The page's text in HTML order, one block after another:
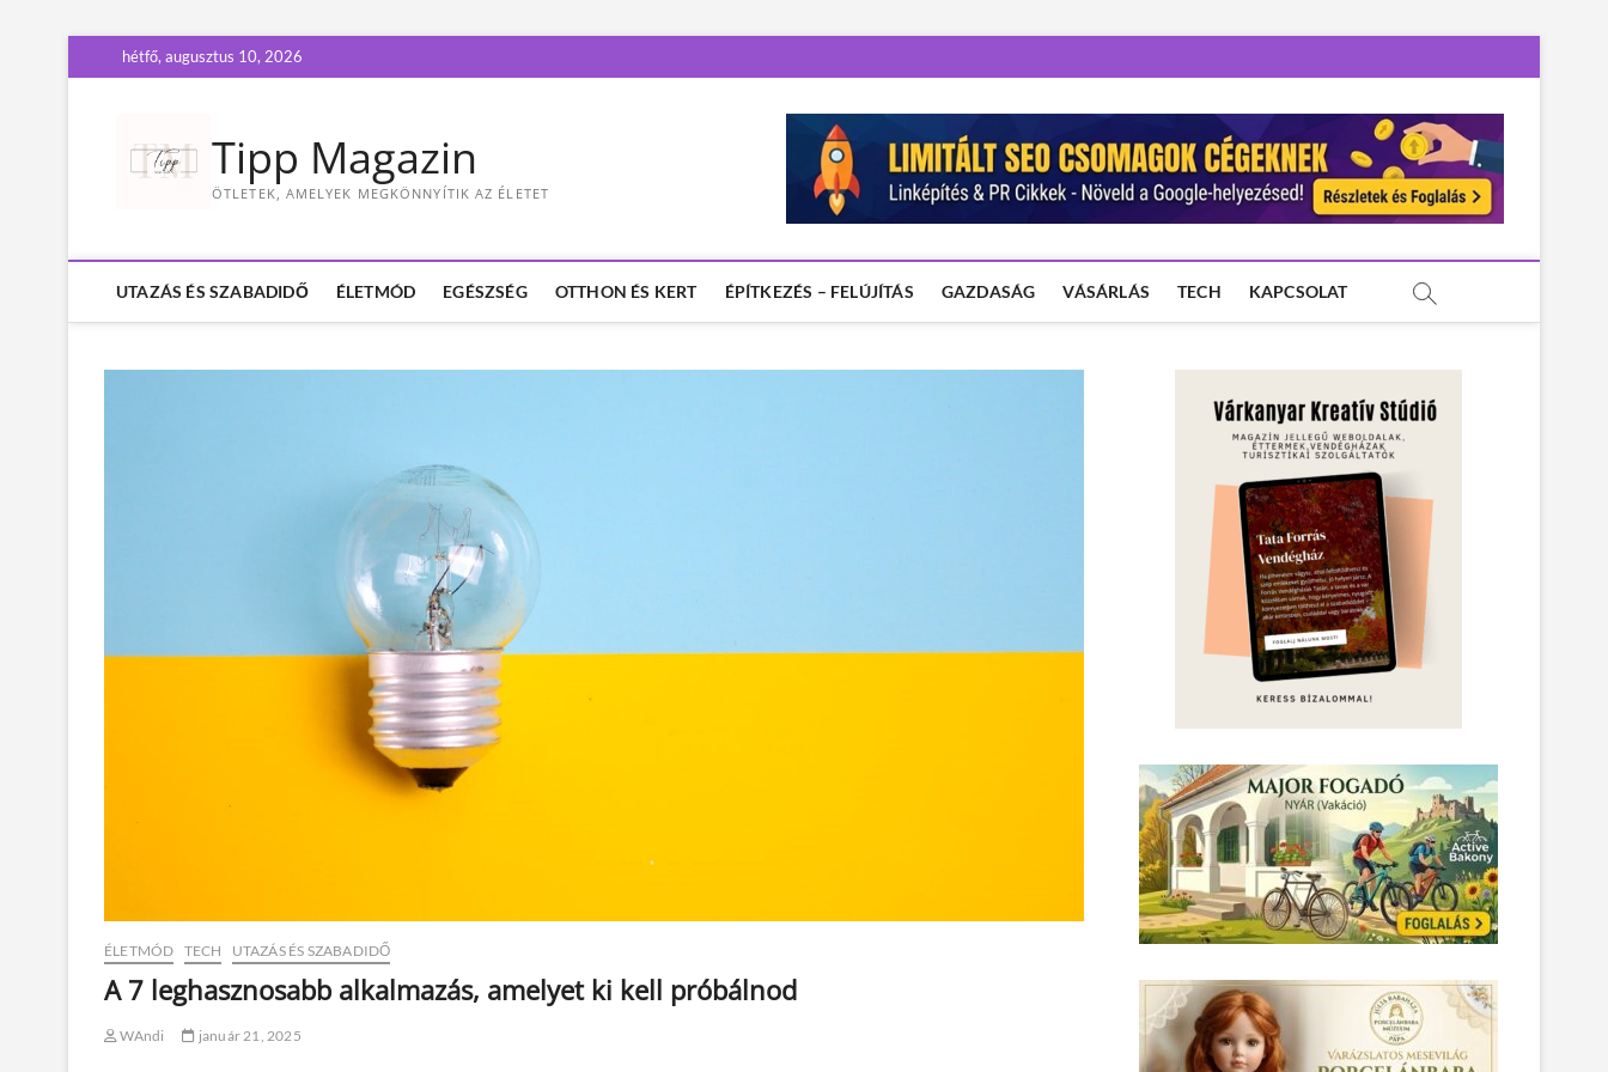
k
n
hétfő, augusztus 10, 2026
Tipp Magazin
ÖTLETEK, AMELYEK MEGKÖNNYÍTIK AZ ÉLETET
UTAZÁS ÉS SZABADIDŐ ÉLETMÓD EGÉSZSÉG OTTHON ÉS KERT ÉPÍTKEZÉS – FELÚJÍTÁS GAZDASÁG VÁSÁRLÁS TECH KAPCSOLAT
ÉLETMÓD TECH UTAZÁS ÉS SZABADIDŐ
A 7 leghasznosabb alkalmazás, amelyet ki kell próbálnod
WAndi január 21, 2025